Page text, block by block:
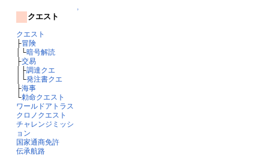
↑
クエスト
クエスト
├冒険
│└暗号解読
├交易
│├調達クエ
│└発注書クエ
├海事
└勅命クエスト
ワールドアトラス
クロノクエスト
チャレンジミッシ
ョン
国家通商免許
伝承航路